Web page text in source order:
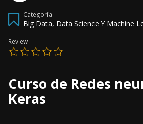
Categoría
Big Data, Data Science Y Machine
Review
Curso de Redes
Keras